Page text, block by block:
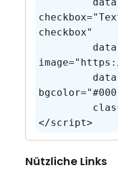
checkbox"
</script>
Nützliche Links